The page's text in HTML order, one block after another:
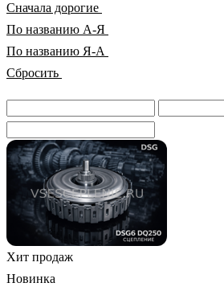
Cначала дорогие
По названию А-Я
По названию Я-А
Сбросить
Хит продаж
Новинка